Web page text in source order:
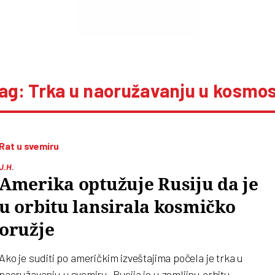
Trka u naoružavanju u
u svemiru
optužuje Rusiju da je
orbitu lansirala kosmičko
je suditi po američkim izveštajima počela je trka u